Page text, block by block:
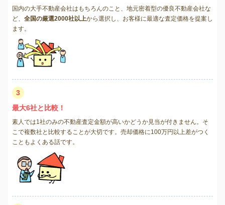
国内の大手不動産会社はもちろんのこと、地元密着型の優良不動産会社な
ど、 全国の厳選2000社以上から選択し、お客様に最適な査定価格を提案し
ます。
3
最大6社と比較！
素人では1社のみの不動産査定金額が高いかどうか見当が付きません。そ
こで複数社と比較することが大切です。売却価格に100万円以上差がつく
こともよくある話です。